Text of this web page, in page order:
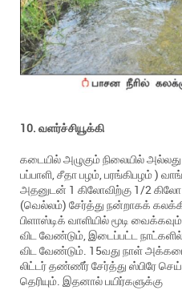
10. வளர்ச்சியூக்கி
கடையில் அழுகும் நிலையில்
பப்பாளி, சீதா பழம், பரங்கிபழம் )
அதனுடன் 1 கிலோவிற்கு 1/2
(வெல்லம்) சேர்த்து நன்றாகக் கலக்கி
பிளாஸ்டிக் வாளியில் மூடி
விட வேண்டும், இடைப்பட்ட
விட வேண்டும். 15வது நாள்
லிட்டர் தண்ணீர் சேர்த்து ஸ்பிரே
தெரியும். இதனால் பயிர்களுக்கு